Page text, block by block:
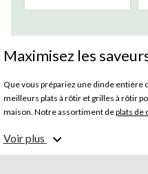
Maximisez les
Que vous prépariez une dinde entière
meilleurs plats à rôtir et grilles à rôtir
maison. Notre assortiment deplats de
Nos plats à rôtir sont faits de
nettoyer facilement après utilisation.
Voir plus